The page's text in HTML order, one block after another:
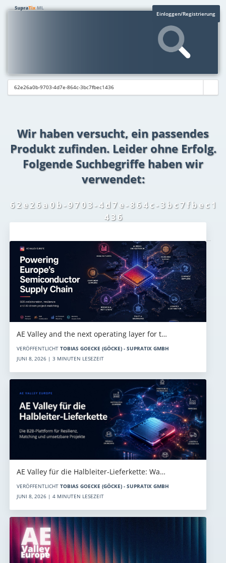
Einloggen/Registrierung
Wir haben versucht, ein passendes
Produkt zufinden. Leider ohne Erfolg.
Folgende Suchbegriffe haben wir
verwendet:
6 2 e 2 6 a 0 b - 9 7 0 3 - 4 d 7 e - 8 6 4 c - 3 b c 7 f b e c 1
4 3 6
AE Valley and the next operating layer for t…
VERÖFFENTLICHT TOBIAS GOECKE (GÖCKE) - SUPRATIX GMBH
JUNI 8, 2026 | 3 MINUTEN LESEZEIT
AE Valley für die Halbleiter-Lieferkette: Wa…
VERÖFFENTLICHT TOBIAS GOECKE (GÖCKE) - SUPRATIX GMBH
JUNI 8, 2026 | 4 MINUTEN LESEZEIT